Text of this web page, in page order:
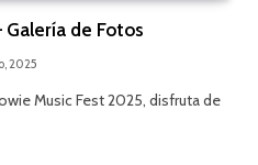
Galería de Fotos
2025
Music Fest 2025, disfruta de